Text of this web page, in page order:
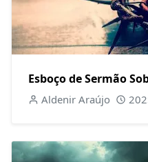
Esboço de Sermão
Aldenir Araújo